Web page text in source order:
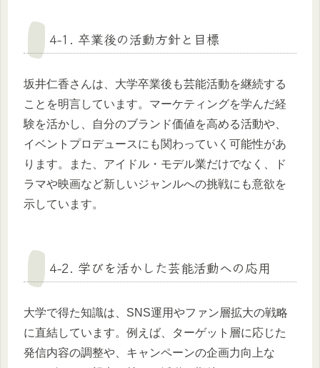
4-1. 卒業後の活動方針と目標
坂井仁香さんは、大学卒業後も芸能活動を継続する
ことを明言しています。マーケティングを学んだ経
験を活かし、自分のブランド価値を高める活動や、
イベントプロデュースにも関わっていく可能性があ
ります。また、アイドル・モデル業だけでなく、ド
ラマや映画など新しいジャンルへの挑戦にも意欲を
示しています。
4-2. 学びを活かした芸能活動への応用
大学で得た知識は、SNS運用やファン層拡大の戦略
に直結しています。例えば、ターゲット層に応じた
発信内容の調整や、キャンペーンの企画力向上な